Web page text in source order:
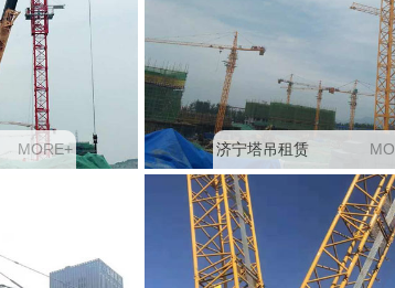
MORE+ 济宁塔吊租赁 MO